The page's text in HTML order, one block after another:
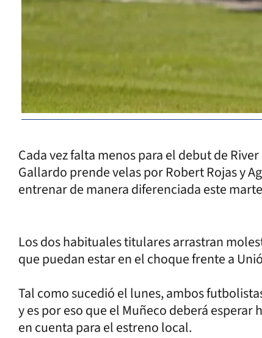
Cada vez falta menos para el debut de
Gallardo prende velas por Robert Rojas y
entrenar de manera diferenciada este
Los dos habituales titulares arrastran
que puedan estar en el choque frente a
Tal como sucedió el lunes, ambos
y es por eso que el Muñeco deberá
en cuenta para el estreno local.